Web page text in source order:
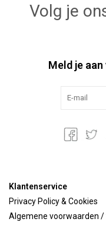
MerkenVolg je
Meld je
Klantenservice
Privacy Policy & Cookies
Algemene voorwaarden